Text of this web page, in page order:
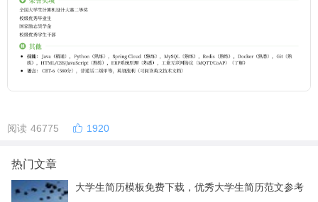
阅读 46775 1920
热门文章
大学生简历模板免费下载，优秀大学生简历范文参考